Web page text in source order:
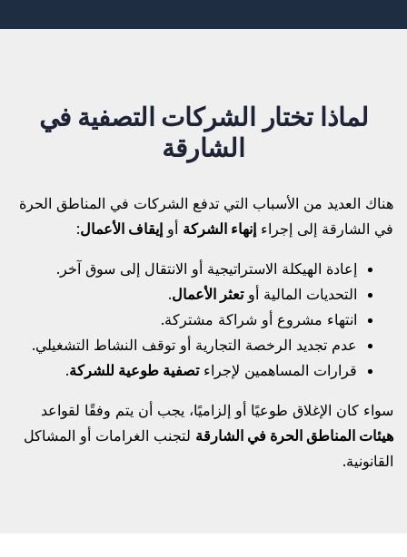
لماذا تختار الشركات التصفية في
الشارقة
هناك العديد من الأسباب التي تدفع الشركات في المناطق الحرة
في الشارقة إلى إجراء إنهاء الشركة أو إيقاف الأعمال:
إعادة الهيكلة الاستراتيجية أو الانتقال إلى سوق آخر.
التحديات المالية أوتعثر الأعمال.
انتهاء مشروع أو شراكة مشتركة.
عدم تجديد الرخصة التجارية أو توقف النشاط التشغيلي.
قرارات المساهمين لإجراءتصفية طوعية للشركة.
سواء كان الإغلاق طوعيًا أو إلزاميًا، يجب أن يتم وفقًا لقواعد
هيئات المناطق الحرة في الشارقة لتجنب الغرامات أو المشاكل
القانونية.